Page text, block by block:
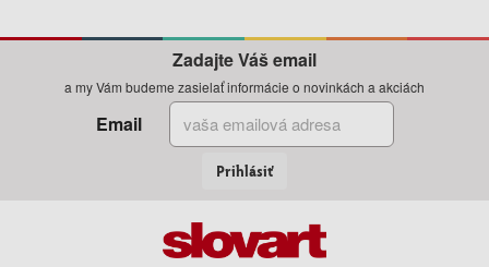
Zadajte Váš email
a my Vám budeme zasielať informácie o novinkách a akciách
Email
Prihlásiť